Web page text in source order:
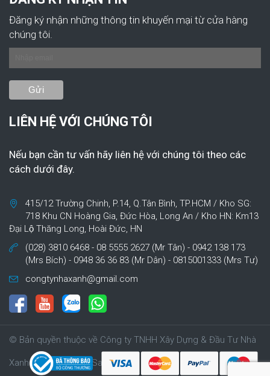
Đăng ký nhận những thông tin khuyến mại từ cửa hàng
chúng tôi.
LIÊN HỆ VỚI CHÚNG TÔI
Nếu bạn cần tư vấn hãy liên hệ với chúng tôi theo các
cách dưới đây.
415/12 Trường Chinh, P.14, Q.Tân Bình, TP.HCM / Kho SG:
718 Khu CN Hoàng Gia, Đức Hòa, Long An / Kho HN: Km13
Đại Lộ Thăng Long, Hoài Đức, HN
(028) 3810 6468 - 08 5555 2627 (Mr Tân) - 0942 138 173
(Mrs Bích) - 0948 36 36 83 (Mr Dân) - 0815001333 (Mrs Tư)
congtynhaxanh@gmail.com
© Bản quyền thuộc về Công ty TNHH Xây Dựng & Đầu Tư Nhà
Xanh | Cung cấp bởi Sapo